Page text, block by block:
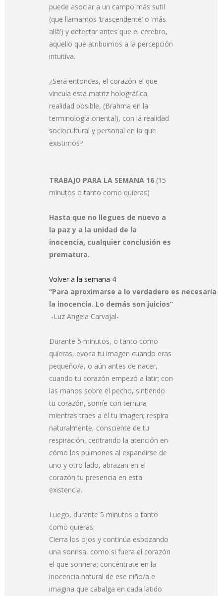
puede asociar a un campo más sutil
(que llamamos ‘trascendente’ o ‘más
allá’) y detectar antes que el cerebro,
aquello que atribuimos a la percepción
intuitiva.
¿Será entonces, el corazón el que
vincula esta matriz holográfica,
realidad posible, (Brahma en la
terminología oriental), con la realidad
sociocultural y personal en la que
existimos?
TRABAJO PARA LA SEMANA 16 (15
minutos o tanto como quieras)
Hasta que no llegues de nuevo a
la paz y a la unidad de la
inocencia, cualquier conclusión es
prematura.
Volver a la semana 4
“Para aproximarse a lo verdadero es necesaria
la inocencia. Lo demás son juicios”
-Luz Angela Carvajal-
Durante 5 minutos, o tanto como
quieras, evoca tu imagen cuando eras
pequeño/a, o aún antes de nacer,
cuando tu corazón empezó a latir; con
las manos sobre el pecho, sintiendo
tu corazón, sonríe con ternura
mientras traes a él tu imagen; respira
naturalmente, consciente de tu
respiración, centrando la atención en
cómo los pulmones al expandirse de
uno y otro lado, abrazan en el
corazón tu presencia en esta
existencia.
Luego, durante 5 minutos o tanto
como quieras:
Cierra los ojos y continúa esbozando
una sonrisa, como si fuera el corazón
el que sonriera; concéntrate en la
inocencia natural de ese niño/a e
imagina que cabalga en cada latido